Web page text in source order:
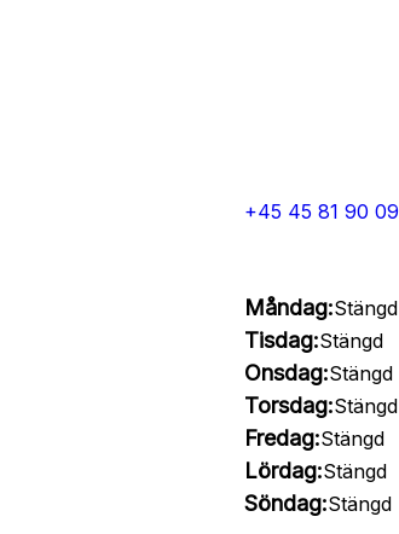
+45 45 81 90 09
Måndag:Stängd
Tisdag:Stängd
Onsdag:Stängd
Torsdag:Stängd
Fredag:Stängd
Lördag:Stängd
Söndag:Stängd